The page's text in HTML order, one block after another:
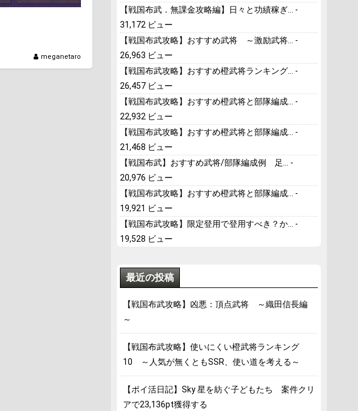
meganetaro
【戦国布武．無課金攻略編】日々と功績稼ぎ...
-
31,172 ビュー
【戦国布武攻略】おすすめ武将 ～激励武将...
-
26,963 ビュー
【戦国布武攻略】おすすめ橙武将ランキング...
-
26,457 ビュー
【戦国布武攻略】おすすめ橙武将と部隊編成...
-
22,932 ビュー
【戦国布武攻略】おすすめ橙武将と部隊編成...
-
21,468 ビュー
【戦国布武】おすすめ武将/部隊編成例 足...
-
20,976 ビュー
【戦国布武攻略】おすすめ橙武将と部隊編成...
-
19,921 ビュー
【戦国布武攻略】限定登用で登用すべき？か...
-
19,528 ビュー
最近の投稿
【戦国布武攻略】凶悪：頂点武将 ～織田信長編
～
【戦国布武攻略】使いにくい橙武将ランキング
10 ～人気が無くともSSR、使い道を考える～
【ポイ活日記】Sky 星を紡ぐ子どもたち 案件クリ
アで23,136pt獲得する